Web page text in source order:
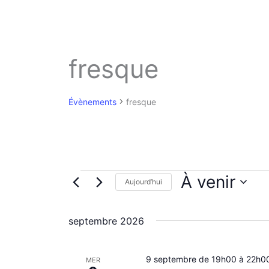
fresque
Évènements fresque
ÉvènementsAujourd’hui À venir
l
t
septembre 2026
MER 9 septembre de 19h00 à